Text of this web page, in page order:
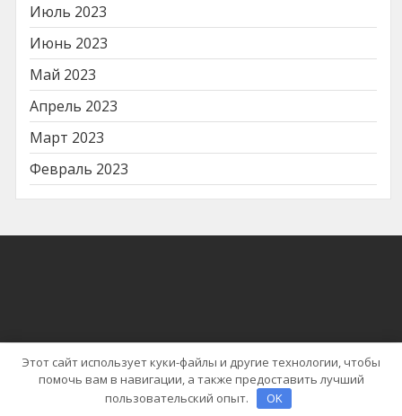
Июль 2023
Июнь 2023
Май 2023
Апрель 2023
Март 2023
Февраль 2023
Тема WordPress | News Cast от Blaze Themes
Этот сайт использует куки-файлы и другие технологии, чтобы
помочь вам в навигации, а также предоставить лучший
пользовательский опыт.
OK